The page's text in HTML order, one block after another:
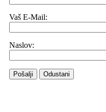
Vaš E-Mail:
Naslov:
Pošalji Odustani